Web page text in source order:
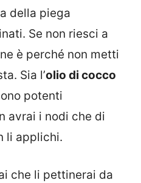
della piega
Se non riesci a
è perché non metti
Sia l’olio di cocco
potenti
avrai i nodi che di
li applichi.
che li pettinerai da